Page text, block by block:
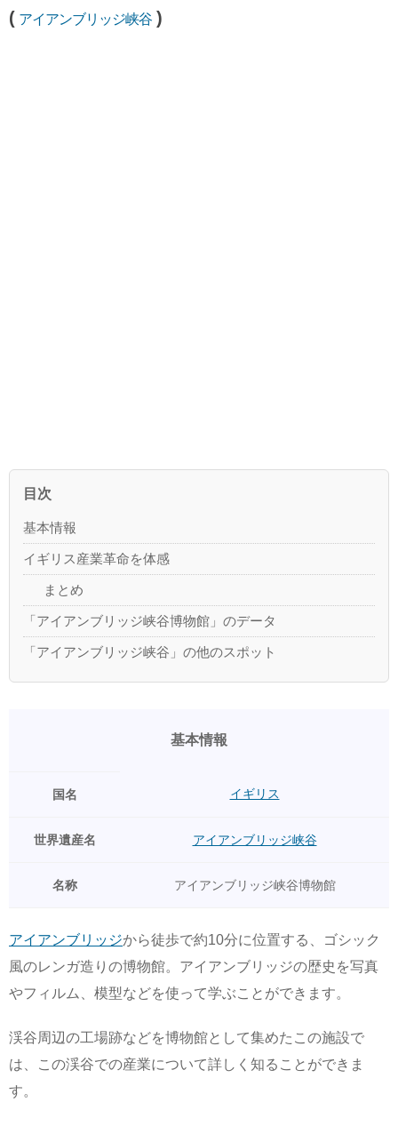
( アイアンブリッジ峡谷 )
目次
基本情報
イギリス産業革命を体感
まとめ
「アイアンブリッジ峡谷博物館」のデータ
「アイアンブリッジ峡谷」の他のスポット
基本情報
国名 イギリス
世界遺産名 アイアンブリッジ峡谷
名称 アイアンブリッジ峡谷博物館
アイアンブリッジから徒歩で約10分に位置する、ゴシック
風のレンガ造りの博物館。アイアンブリッジの歴史を写真
やフィルム、模型などを使って学ぶことができます。
渓谷周辺の工場跡などを博物館として集めたこの施設で
は、この渓谷での産業について詳しく知ることができま
す。